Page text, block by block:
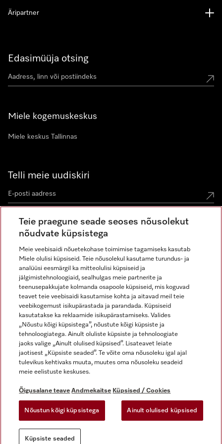
Edasimüüja otsing
Miele kogemuskeskus
Miele keskus Tallinnas
Telli meie uudiskiri
Äripartner
Õigusalane teave
Üldtingimused
Andmekaitse
Kasutustingimused
Digiteenuste seadus
Küpsiste seaded
Miele Instagramis
Miele Facebookis
Miele Youtube'is
Teie praegune seade seoses nõusolekut
nõudvate küpsistega
Meie veebisaidi nõuetekohase toimimise tagamiseks kasutab
Miele olulisi küpsiseid. Teie nõusolekul kasutame turundus- ja
analüüsi eesmärgil ka mitteolulisi küpsiseid ja
jälgimistehnoloogiaid, sealhulgas meie partnerite ja
teenusepakkujate kolmanda osapoole küpsiseid, mis koguvad
teavet teie veebisaidi kasutamise kohta ja aitavad meil teie
veebikogemust isikupärastada ja parandada. Küpsiseid
kasutatakse ka reklaamide isikupärastamiseks. Valides
„Nõustu kõigi küpsistega”, nõustute kõigi küpsiste ja
tehnoloogiatega. Ainult oluliste küpsiste ja tehnoloogiate
jaoks valige „Ainult olulised küpsised”. Lisateavet leiate
jaotisest „Küpsiste seaded”. Te võite oma nõusoleku igal ajal
tulevikus kehtivaks muuta, muutes oma nõusoleku seadeid
meie eelistuste keskuses.
Õigusalane teave Andmekaitse Küpsised / Cookies
Nõustun kõigi küpsistega Ainult olulised küpsised
Küpsiste seaded